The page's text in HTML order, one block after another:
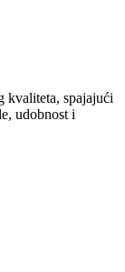
kvaliteta, spajajući
udobnost i